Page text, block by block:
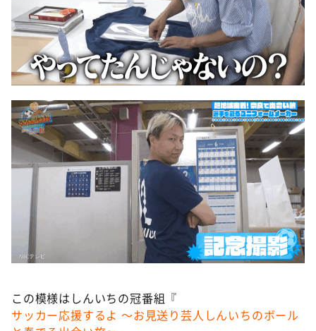
この模様はしんいちの冠番組『
サッカー応援するよ ～お見送り芸人しんいちのボール